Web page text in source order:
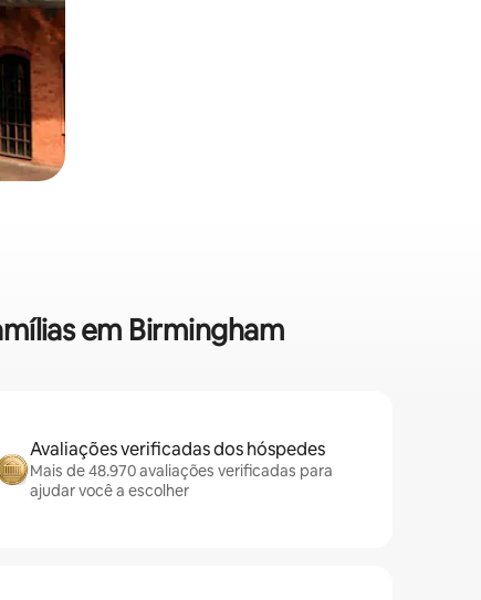
em Birmingham
Avaliações verificadas dos hóspedes
Mais de 48.970 avaliações verificadas para
ajudar você a escolher